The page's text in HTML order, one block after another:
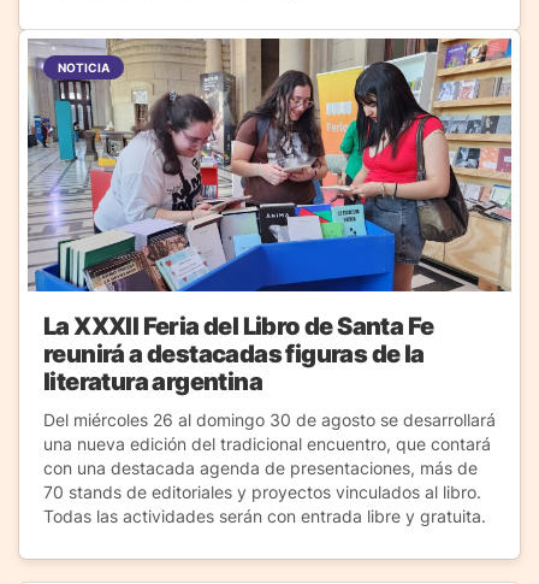
NOTICIA
La XXXII Feria del Libro de Santa Fe
reunirá a destacadas figuras de la
literatura argentina
Del miércoles 26 al domingo 30 de agosto se desarrollará
una nueva edición del tradicional encuentro, que contará
con una destacada agenda de presentaciones, más de
70 stands de editoriales y proyectos vinculados al libro.
Todas las actividades serán con entrada libre y gratuita.